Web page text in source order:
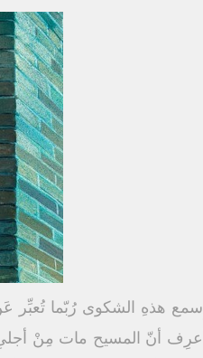
إِسمع هذهِ الشكوى رُبّما تُعبِّر
أعرِف أنّ المسيح مات مِنْ أجلىِ